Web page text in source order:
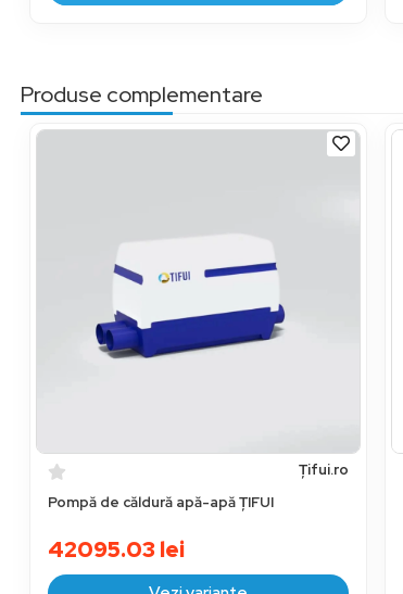
Produse complementare
Țifui.ro
Pompă de căldură apă-apă ȚIFUI
42095.03lei